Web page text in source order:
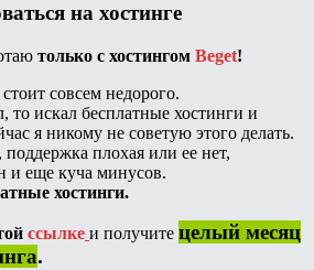
на хостинге
только с хостингом Beget!
совсем недорого.
то искал бесплатные хостинги и
я никому не советую этого делать.
плохая или ее нет,
и еще куча минусов.
хостинги.
ссылке и получите целый месяц
.